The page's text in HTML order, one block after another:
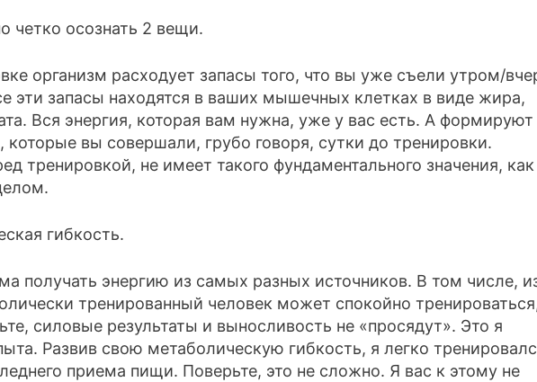
четко осознать 2 вещи.
организм расходует запасы того, что вы уже съели утром/
эти запасы находятся в ваших мышечных клетках в виде жира,
Вся энергия, которая вам нужна, уже у вас есть. А формируют
вы совершали, грубо говоря, сутки до тренировки.
тренировкой, не имеет такого фундаментального значения, как
гибкость.
получать энергию из самых разных источников. В том числе,
тренированный человек может спокойно
силовые результаты и выносливость не «просядут». Это я
Развив свою метаболическую гибкость, я легко
приема пищи. Поверьте, это не сложно. Я вас к этому не